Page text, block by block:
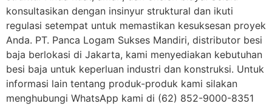
konsultasikan dengan insinyur struktural dan ikuti
regulasi setempat untuk memastikan kesuksesan proyek
Anda. PT. Panca Logam Sukses Mandiri, distributor besi
baja berlokasi di Jakarta, kami menyediakan kebutuhan
besi baja untuk keperluan industri dan konstruksi. Untuk
informasi lain tentang produk-produk kami silakan
menghubungi WhatsApp kami di (62) 852-9000-8351